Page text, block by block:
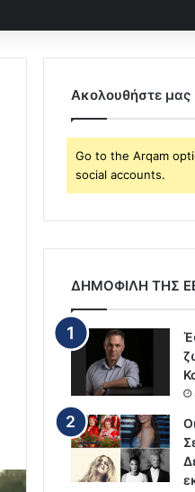
Ακολουθήστε μας
Go to the Arqam
social accounts.
ΔΗΜΟΦΙΛΗ ΤΗΣ